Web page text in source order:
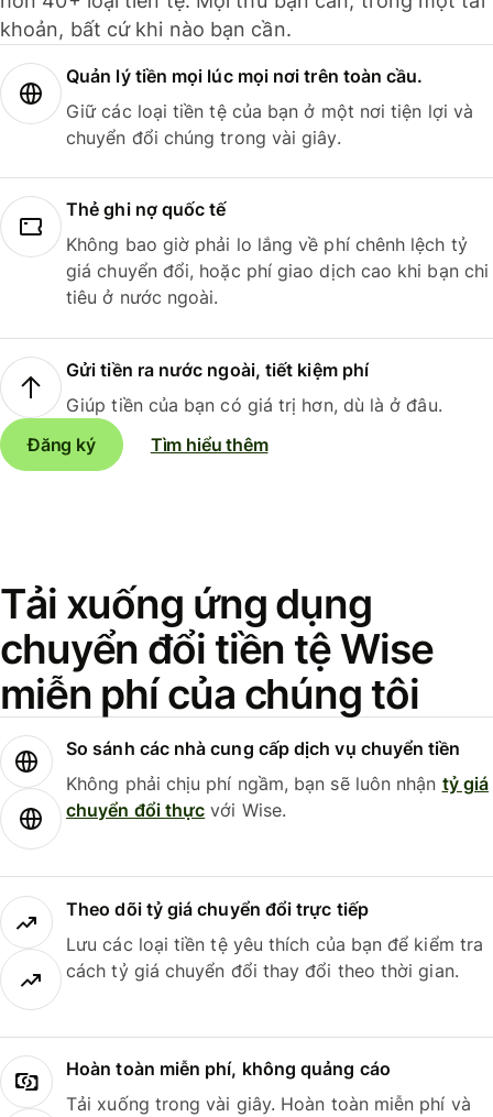
khoản, bất cứ khi nào bạn cần.
Quản lý tiền mọi lúc mọi nơi trên toàn cầu.
Giữ các loại tiền tệ của bạn ở một nơi tiện lợi và
chuyển đổi chúng trong vài giây.
Thẻ ghi nợ quốc tế
Không bao giờ phải lo lắng về phí chênh lệch tỷ
giá chuyển đổi, hoặc phí giao dịch cao khi bạn chi
tiêu ở nước ngoài.
Gửi tiền ra nước ngoài, tiết kiệm phí
Giúp tiền của bạn có giá trị hơn, dù là ở đâu.
Đăng ký
Tìm hiểu thêm
Tải xuống ứng dụng
chuyển đổi tiền tệ Wise
miễn phí của chúng tôi
So sánh các nhà cung cấp dịch vụ chuyển tiền
Không phải chịu phí ngầm, bạn sẽ luôn nhận tỷ giá
chuyển đổi thực với Wise.
Theo dõi tỷ giá chuyển đổi trực tiếp
Lưu các loại tiền tệ yêu thích của bạn để kiểm tra
cách tỷ giá chuyển đổi thay đổi theo thời gian.
Hoàn toàn miễn phí, không quảng cáo
Tải xuống trong vài giây. Hoàn toàn miễn phí và